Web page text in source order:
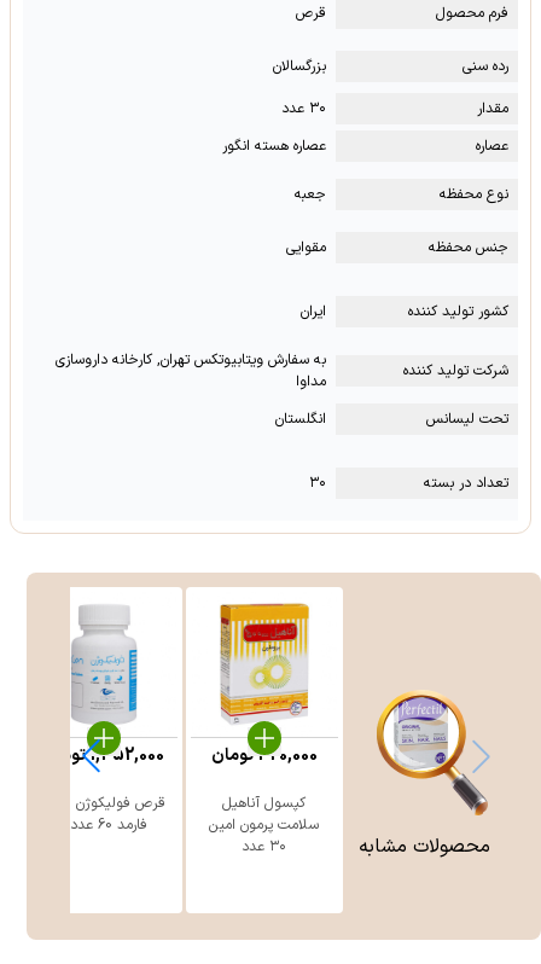
فرم محصول قرص
رده سنی
بزرگسالان
مقدار
۳۰ عدد
عصاره
عصاره هسته انگور
نوع محفظه جعبه
جنس محفظه مقوایی
کشور تولید کننده ایران
شرکت تولید کننده
به سفارش ویتابیوتکس تهران, کارخانه داروسازی
مداوا
تحت لیسانس
انگلستان
تعداد در بسته ۳۰
محصولات مشابه
کپسول آناهیل
سلامت پرمون امین
۳۰ عدد
420,000تومان
قرص فولیکوژن اروند
فارمد 60 عددی
1,452,000تومان